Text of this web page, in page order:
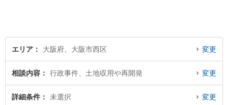
エリア 大阪府、大阪市西区 変更
相談内容 行政事件、土地収用や再開発 変更
詳細条件 未選択 変更